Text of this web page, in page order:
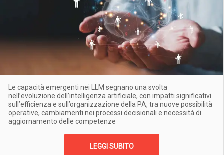
Le capacità emergenti nei LLM segnano una svolta
nell’evoluzione dell’intelligenza artificiale, con impatti significativi
sull’efficienza e sull’organizzazione della PA, tra nuove possibilità
operative, cambiamenti nei processi decisionali e necessità di
aggiornamento delle competenze
LEGGI SUBITO